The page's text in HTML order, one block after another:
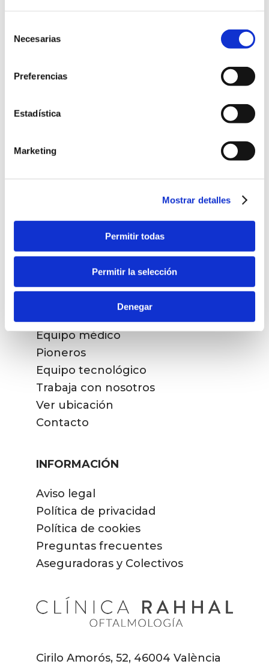
Necesarias
Preferencias
Estadística
Marketing
Mostrar detalles
Permitir todas
Permitir la selección
Denegar
filtros o incluso intervenciones
funcionalidad visual y el aspecto
Equipo médico
Pioneros
Equipo tecnológico
Trabaja con nosotros
Ver ubicación
Contacto
INFORMACIÓN
Aviso legal
Política de privacidad
Política de cookies
Preguntas frecuentes
Aseguradoras y Colectivos
Cirilo Amorós, 52, 46004 València